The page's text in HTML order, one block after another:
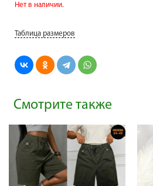
Нет в наличии.
Таблица размеров
Смотрите также